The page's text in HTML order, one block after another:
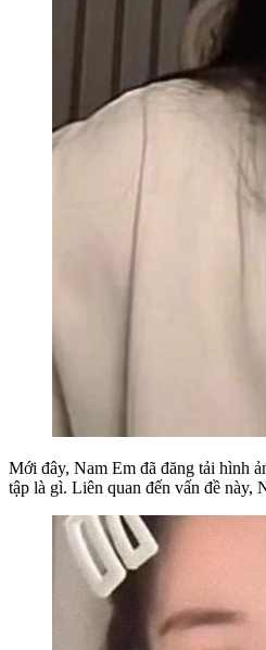
Mới đây, Nam Em đã đăng tải hình
tập là gì. Liên quan đến vấn đề này,